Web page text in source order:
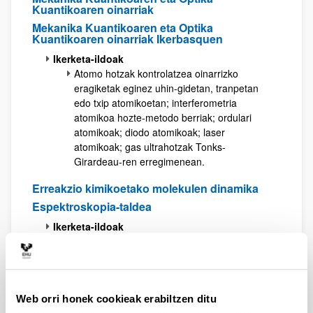
Web orri honek cookieak erabiltzen ditu
Kuantikoaren oinarriak
Mekanika Kuantikoaren eta Optika
Kuantikoaren oinarriak Ikerbasquen
Ikerketa-ildoak
Atomo hotzak kontrolatzea oinarrizko
eragiketak eginez uhin-gidetan, tranpetan
edo txip atomikoetan; interferometria
atomikoa hozte-metodo berriak; ordulari
atomikoak; diodo atomikoak; laser
atomikoak; gas ultrahotzak Tonks-
Girardeau-ren erregimenean.
Erreakzio kimikoetako molekulen dinamika
Espektroskopia-taldea
Ikerketa-ildoak
laborategiko ikerketak. Erreakzioak goi-
fotoiko laser-espektroskopien garapena